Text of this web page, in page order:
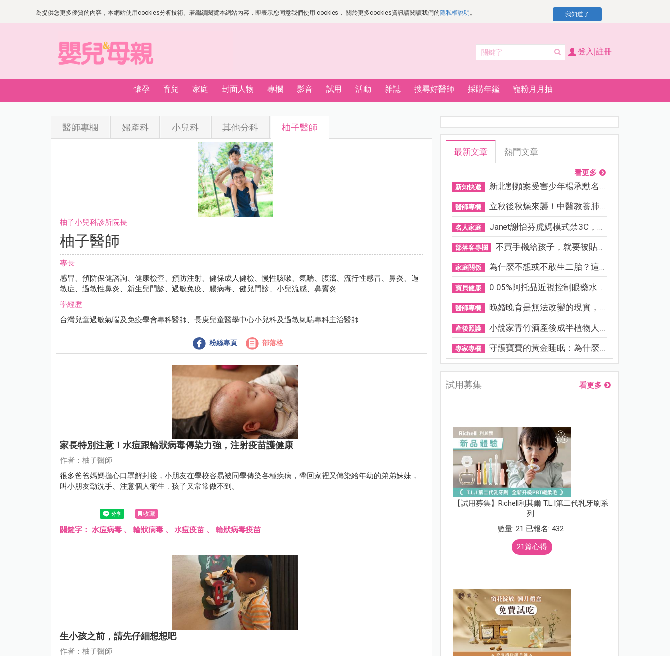
為提供您更多優質的內容，本網站使用cookies分析技術。若繼續閱覽本網站內容，即表示您同意我們使用 cookies， 關於更多cookies資訊請閱讀我們的隱私權說明 。 我知道了
登入|註冊
懷孕 育兒 家庭 封面人物 專欄 影音 試用 活動 雜誌 搜尋好醫師 採購年鑑 寵粉月月抽
醫師專欄 婦產科 小兒科 其他分科 柚子醫師
柚子小兒科診所院長
柚子醫師
專長
感冒、預防保健諮詢、健康檢查、預防注射、健保成人健檢、慢性咳嗽、氣喘、腹瀉、流行性感冒、鼻炎、過
敏症、過敏性鼻炎、新生兒門診、過敏免疫、腸病毒、健兒門診、小兒流感、鼻竇炎
學經歷
台灣兒童過敏氣喘及免疫學會專科醫師、長庚兒童醫學中心小兒科及過敏氣喘專科主治醫師
粉絲專頁 部落格
家長特別注意！水痘跟輪狀病毒傳染力強，注射疫苗護健康
作者：柚子醫師
很多爸爸媽媽擔心口罩解封後，小朋友在學校容易被同學傳染各種疾病，帶回家裡又傳染給年幼的弟弟妹妹，
叫小朋友勤洗手、注意個人衛生，孩子又常常做不到。
收藏
關鍵字： 水痘病毒 、 輪狀病毒 、 水痘疫苗 、 輪狀病毒疫苗
生小孩之前，請先仔細想想吧
作者：柚子醫師
最新文章 熱門文章
看更多
新知快遞 新北割頸案受害少年楊承勳名...
醫師專欄 立秋後秋燥來襲！中醫教養肺...
名人家庭 Janet謝怡芬虎媽模式禁3C，看...
部落客專欄 不買手機給孩子，就要被貼「...
家庭關係 為什麼不想或不敢生二胎？這8...
寶貝健康 0.05%阿托品近視控制眼藥水納...
醫師專欄 晚婚晚育是無法改變的現實，...
產後照護 小說家青竹酒產後成半植物人...
專家專欄 守護寶寶的黃金睡眠：為什麼...
試用募集 看更多
【試用募集】Richell利其爾 T.L.I第二代乳牙刷系
列
數量: 21 已報名: 432
21篇心得